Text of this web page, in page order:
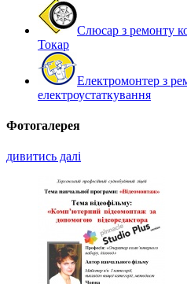
Слюсар з ремонту
Токар
Електромонтер з
електроустаткування
Фотогалерея
дивитись далі